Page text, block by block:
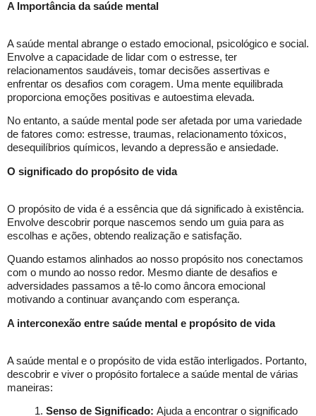
A Importância da saúde mental
A saúde mental abrange o estado emocional, psicológico e social.
Envolve a capacidade de lidar com o estresse, ter
relacionamentos saudáveis, tomar decisões assertivas e
enfrentar os desafios com coragem. Uma mente equilibrada
proporciona emoções positivas e autoestima elevada.
No entanto, a saúde mental pode ser afetada por uma variedade
de fatores como: estresse, traumas, relacionamento tóxicos,
desequilíbrios químicos, levando a depressão e ansiedade.
O significado do propósito de vida
O propósito de vida é a essência que dá significado à existência.
Envolve descobrir porque nascemos sendo um guia para as
escolhas e ações, obtendo realização e satisfação.
Quando estamos alinhados ao nosso propósito nos conectamos
com o mundo ao nosso redor. Mesmo diante de desafios e
adversidades passamos a tê-lo como âncora emocional
motivando a continuar avançando com esperança.
A interconexão entre saúde mental e propósito de vida
A saúde mental e o propósito de vida estão interligados. Portanto,
descobrir e viver o propósito fortalece a saúde mental de várias
maneiras:
Senso de Significado: Ajuda a encontrar o significado